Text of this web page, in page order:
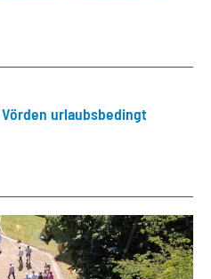
urlaubsbedingt